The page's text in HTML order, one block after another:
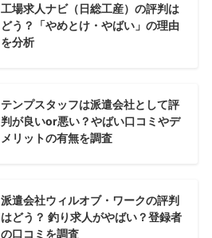
工場求人ナビ（日総工産）の評判は
どう？「やめとけ・やばい」の理由
を分析
テンプスタッフは派遣会社として評
判が良いor悪い？やばい口コミやデ
メリットの有無を調査
派遣会社ウィルオブ・ワークの評判
はどう？ 釣り求人がやばい？登録者
の口コミを調査